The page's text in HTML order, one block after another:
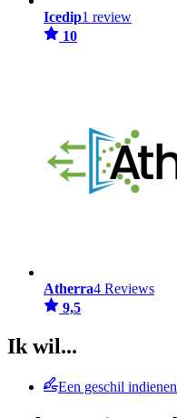
Icedip1 review
10
Atherra4 Reviews
9,5
Ik wil...
Een geschil indienen